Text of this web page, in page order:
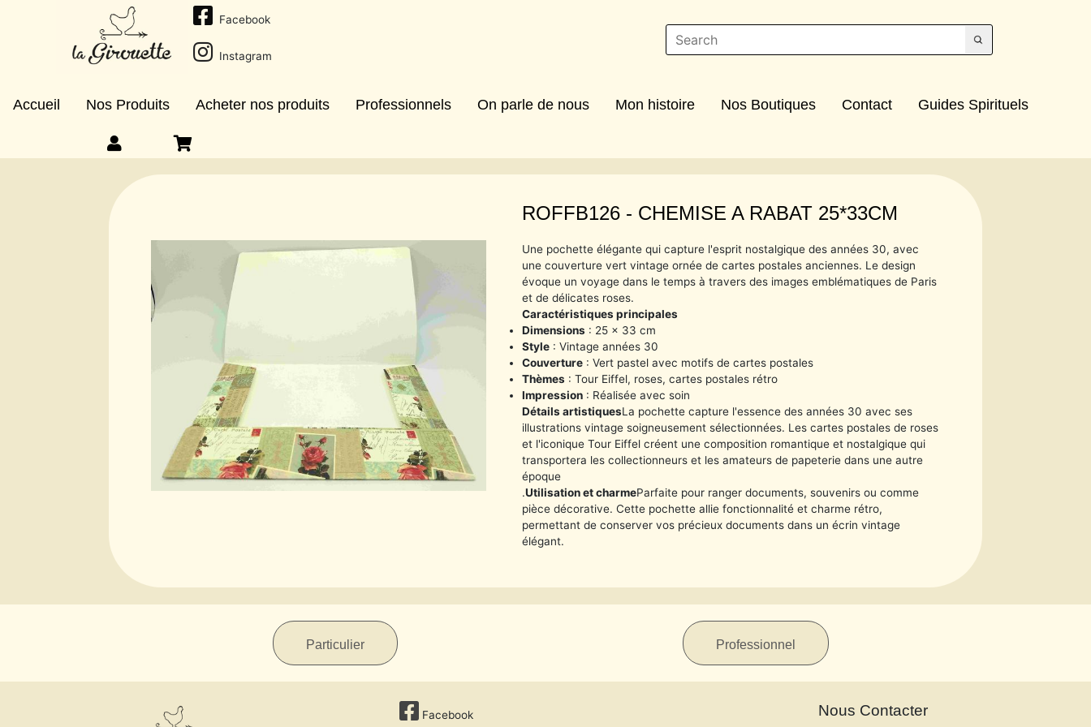
Facebook
Instagram
Accueil Nos Produits Acheter nos produits Professionnels On parle de nous Mon histoire Nos Boutiques Contact Guides Spirituels
ROFFB126 - CHEMISE A RABAT 25*33CM
Une pochette élégante qui capture l'esprit nostalgique des années 30, avec
une couverture vert vintage ornée de cartes postales anciennes. Le design
évoque un voyage dans le temps à travers des images emblématiques de Paris
et de délicates roses.
Caractéristiques principales
Dimensions : 25 x 33 cm
Style : Vintage années 30
Couverture : Vert pastel avec motifs de cartes postales
Thèmes : Tour Eiffel, roses, cartes postales rétro
Impression : Réalisée avec soin
Détails artistiquesLa pochette capture l'essence des années 30 avec ses
illustrations vintage soigneusement sélectionnées. Les cartes postales de roses
et l'iconique Tour Eiffel créent une composition romantique et nostalgique qui
transportera les collectionneurs et les amateurs de papeterie dans une autre
époque
.Utilisation et charmeParfaite pour ranger documents, souvenirs ou comme
pièce décorative. Cette pochette allie fonctionnalité et charme rétro,
permettant de conserver vos précieux documents dans un écrin vintage
élégant.
Particulier Professionnel
Facebook
Nous Contacter